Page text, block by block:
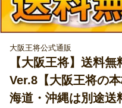
大阪王将公式通販
【大阪王将】送料
Ver.8【大阪王将の
海道・沖縄は別途送